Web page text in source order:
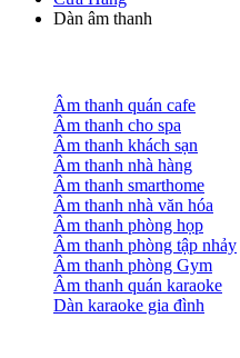
Dàn âm thanh
Âm thanh quán cafe
Âm thanh cho spa
Âm thanh khách sạn
Âm thanh nhà hàng
Âm thanh smarthome
Âm thanh nhà văn hóa
Âm thanh phòng họp
Âm thanh phòng tập nhảy
Âm thanh phòng Gym
Âm thanh quán karaoke
Dàn karaoke gia đình